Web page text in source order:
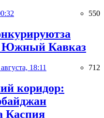
550
Южный Кавказ
18:11 712
коридор:
Каспия